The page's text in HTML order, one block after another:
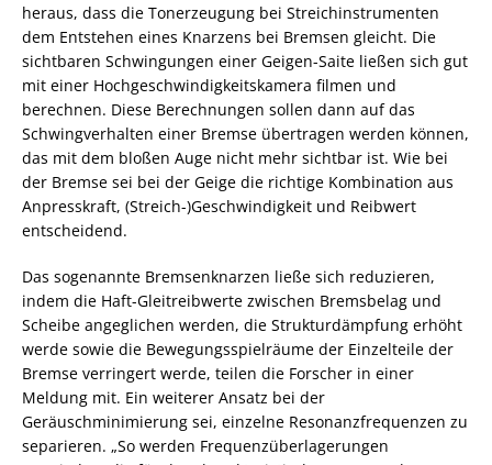
heraus, dass die Tonerzeugung bei Streichinstrumenten
dem Entstehen eines Knarzens bei Bremsen gleicht. Die
sichtbaren Schwingungen einer Geigen-Saite ließen sich gut
mit einer Hochgeschwindigkeitskamera filmen und
berechnen. Diese Berechnungen sollen dann auf das
Schwingverhalten einer Bremse übertragen werden können,
das mit dem bloßen Auge nicht mehr sichtbar ist. Wie bei
der Bremse sei bei der Geige die richtige Kombination aus
Anpresskraft, (Streich-)Geschwindigkeit und Reibwert
entscheidend.
Das sogenannte Bremsenknarzen ließe sich reduzieren,
indem die Haft-Gleitreibwerte zwischen Bremsbelag und
Scheibe angeglichen werden, die Strukturdämpfung erhöht
werde sowie die Bewegungsspielräume der Einzelteile der
Bremse verringert werde, teilen die Forscher in einer
Meldung mit. Ein weiterer Ansatz bei der
Geräuschminimierung sei, einzelne Resonanzfrequenzen zu
separieren. „So werden Frequenzüberlagerungen